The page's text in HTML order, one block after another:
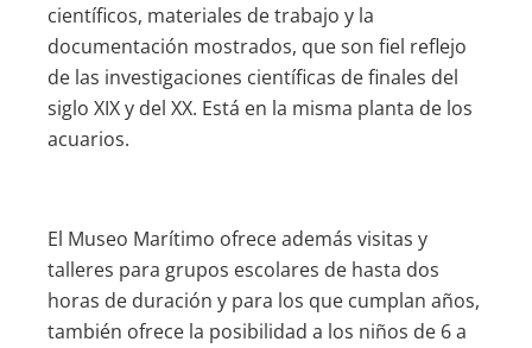
científicos, materiales de trabajo y la
documentación mostrados, que son fiel reflejo
de las investigaciones científicas de finales del
siglo XIX y del XX. Está en la misma planta de los
acuarios.
El Museo Marítimo ofrece además visitas y
talleres para grupos escolares de hasta dos
horas de duración y para los que cumplan años,
también ofrece la posibilidad a los niños de 6 a